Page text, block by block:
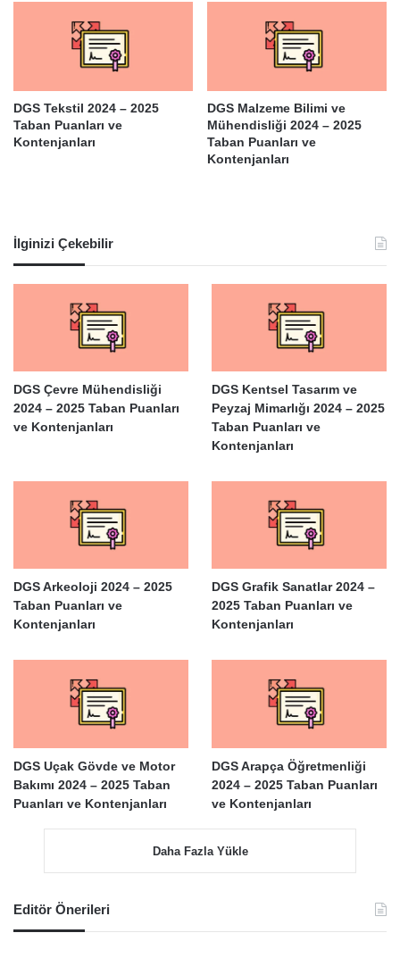
DGS Tekstil 2024 – 2025
Taban Puanları ve
Kontenjanları
DGS Malzeme Bilimi ve
Mühendisliği 2024 – 2025
Taban Puanları ve
Kontenjanları
İlginizi Çekebilir
DGS Çevre Mühendisliği
2024 – 2025 Taban Puanları
ve Kontenjanları
DGS Kentsel Tasarım ve
Peyzaj Mimarlığı 2024 – 2025
Taban Puanları ve
Kontenjanları
DGS Arkeoloji 2024 – 2025
Taban Puanları ve
Kontenjanları
DGS Grafik Sanatlar 2024 –
2025 Taban Puanları ve
Kontenjanları
DGS Uçak Gövde ve Motor
Bakımı 2024 – 2025 Taban
Puanları ve Kontenjanları
DGS Arapça Öğretmenliği
2024 – 2025 Taban Puanları
ve Kontenjanları
Daha Fazla Yükle
Editör Önerileri